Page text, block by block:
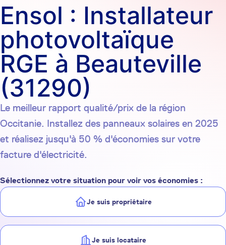
Ensol : Installateur
photovoltaïque
RGE à Beauteville
(31290)
Le meilleur rapport qualité/prix de la région
Occitanie. Installez des panneaux solaires en 2025
et réalisez jusqu'à 50 % d'économies sur votre
facture d'électricité.
Sélectionnez votre situation pour voir vos économies :
Je suis propriétaire
Je suis locataire